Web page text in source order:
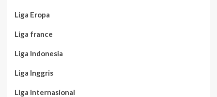
Liga Eropa
Liga france
Liga Indonesia
Liga Inggris
Liga Internasional